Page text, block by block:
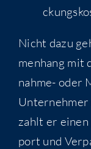
Nicht dazu
men­hang mit
nah­me- oder
zahlt er
port und